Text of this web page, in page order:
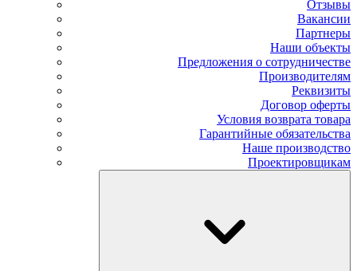
Отзывы
Вакансии
Партнеры
Наши объекты
Предложения о сотрудничестве
Производителям
Реквизиты
Договор оферты
Условия возврата товара
Гарантийные обязательства
Наше производство
Проектировщикам